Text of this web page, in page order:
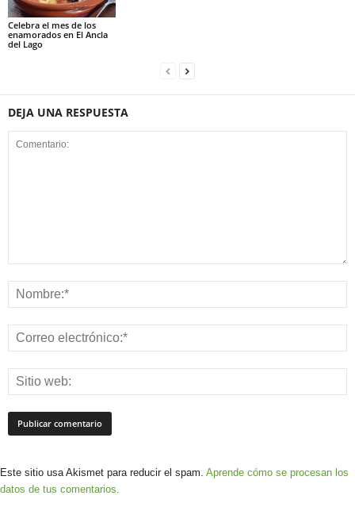
Celebra el mes de los
enamorados en El Ancla
del Lago
DEJA UNA RESPUESTA
Este sitio usa Akismet para reducir el spam. Aprende cómo se procesan los
datos de tus comentarios.